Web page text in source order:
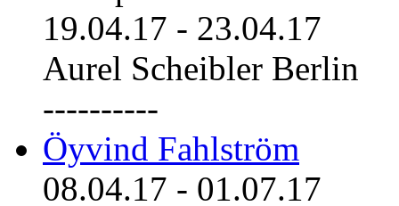
19.04.17 - 23.04.17
Aurel Scheibler Berlin
----------
Öyvind Fahlström
08.04.17 - 01.07.17